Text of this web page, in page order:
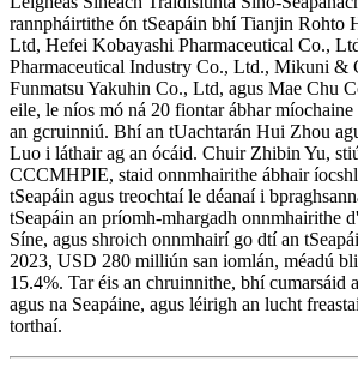
rannpháirtithe ón tSeapáin bhí Tianjin Rohto
Ltd, Hefei Kobayashi Pharmaceutical Co.,
Pharmaceutical Industry Co., Ltd., Mikuni &
Funmatsu Yakuhin Co., Ltd, agus Mae Chu
eile, le níos mó ná 20 fiontar ábhar míochaine
an gcruinniú. Bhí an tUachtarán Hui Zhou
Luo i láthair ag an ócáid. Chuir Zhibin Yu,
CCCMHPIE, staid onnmhairithe ábhair
tSeapáin agus treochtaí le déanaí i
tSeapáin an príomh-mhargadh onnmhairithe
Síne, agus shroich onnmhairí go dtí an
2023, USD 280 milliún san iomlán, méadú
15.4%. Tar éis an chruinnithe, bhí cumarsáid
agus na Seapáine, agus léirigh an lucht
torthaí.